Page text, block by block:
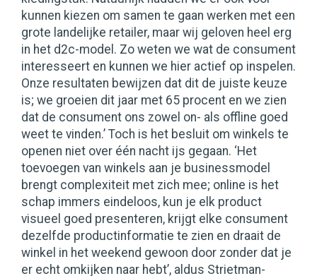
kunnen kiezen om samen te gaan werken met een
grote landelijke retailer, maar wij geloven heel erg
in het d2c-model. Zo weten we wat de consument
interesseert en kunnen we hier actief op inspelen.
Onze resultaten bewijzen dat dit de juiste keuze
is; we groeien dit jaar met 65 procent en we zien
dat de consument ons zowel on- als offline goed
weet te vinden.’ Toch is het besluit om winkels te
openen niet over één nacht ijs gegaan. ‘Het
toevoegen van winkels aan je businessmodel
brengt complexiteit met zich mee; online is het
schap immers eindeloos, kun je elk product
visueel goed presenteren, krijgt elke consument
dezelfde productinformatie te zien en draait de
winkel in het weekend gewoon door zonder dat je
er echt omkijken naar hebt’, aldus Strietman-